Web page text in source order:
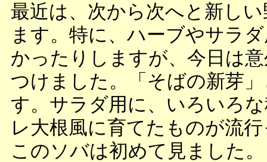
最近は、次から次へと新し
ます。特に、ハーブやサラ
かったりしますが、今日は
つけました。「そばの新芽
す。サラダ用に、いろいろ
レ大根風に育てたものが流
このソバは初めて見ました。